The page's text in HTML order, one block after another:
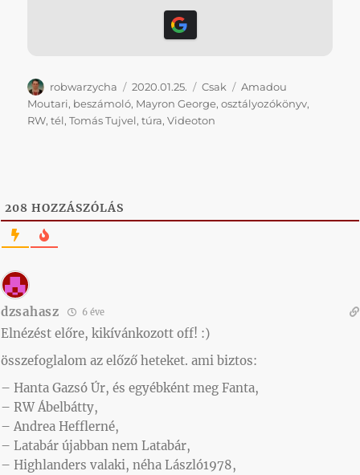
Szerző
robwarzycha Közzétéve
2020.01.25. Kategória
Csak Címke
Amadou
Moutari, beszámoló, Mayron George,osztályozókönyv,
RW,tél,Tomás Tujvel,túra,Videoton
208 HOZZÁSZÓLÁS
dzsahasz 6 éve
Elnézést előre, kikívánkozott off! :)
összefoglalom az előző heteket. ami biztos:
– Hanta Gazsó Úr, és egyébként meg Fanta,
– RW Ábelbátty,
– Andrea Hefflerné,
– Latabár újabban nem Latabár,
– Highlanders valaki, néha László1978,